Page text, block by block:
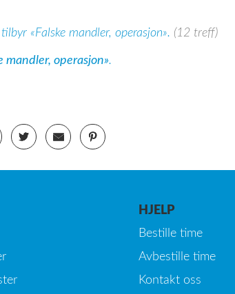
«Falske mandler, operasjon». (12 treff)
mandler, operasjon».
HJELP
Bestille time
Avbestille time
Kontakt oss